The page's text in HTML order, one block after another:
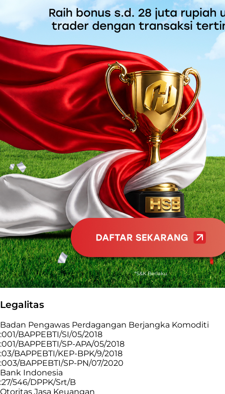
Legalitas
Badan Pengawas Perdagangan Berjangka Komoditi
:001/BAPPEBTI/SI/05/2018
:001/BAPPEBTI/SP-APA/05/2018
:03/BAPPEBTI/KEP-BPK/9/2018
:003/BAPPEBTI/SP-PN/07/2020
Bank Indonesia
:27/546/DPPK/Srt/B
Otoritas Jasa Keuangan